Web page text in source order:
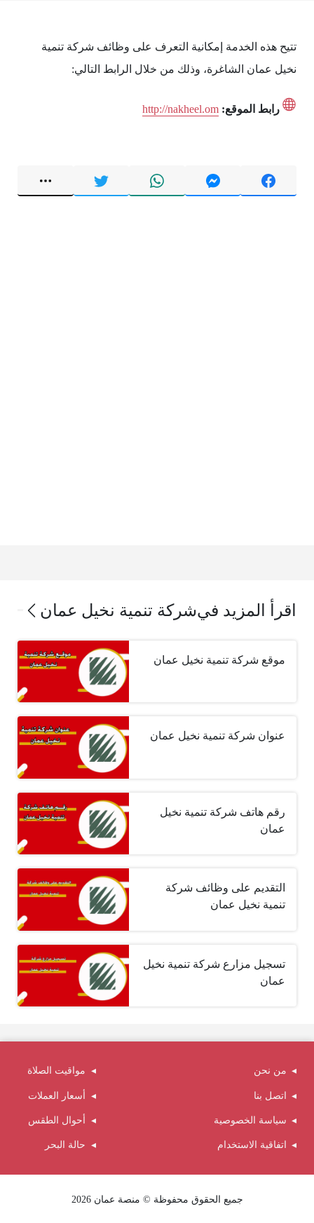
تتيح هذه الخدمة إمكانية التعرف على وظائف شركة تنمية
نخيل عمان الشاغرة، وذلك من خلال الرابط التالي:
رابط الموقع: http://nakheel.om
اقرأ المزيد فيشركة تنمية نخيل عمان
موقع شركة تنمية نخيل عمان
عنوان شركة تنمية نخيل عمان
رقم هاتف شركة تنمية نخيل
عمان
التقديم على وظائف شركة
تنمية نخيل عمان
تسجيل مزارع شركة تنمية نخيل
عمان
من نحن
اتصل بنا
سياسة الخصوصية
اتفاقية الاستخدام
مواقيت الصلاة
أسعار العملات
أحوال الطقس
حالة البحر
جميع الحقوق محفوظة © منصة عمان 2026